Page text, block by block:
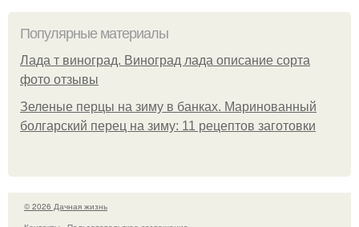
Популярные материалы
Лада т виноград. Виноград лада описание сорта
фото отзывы
Зеленые перцы на зиму в банках. Маринованный
болгарский перец на зиму: 11 рецептов заготовки
© 2026 Дачная жизнь